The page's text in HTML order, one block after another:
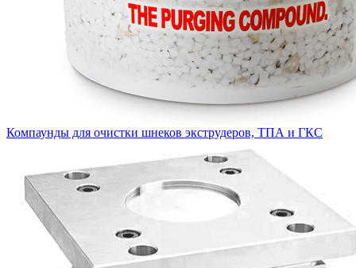
Компаунды для очистки шнеков экструдеров, ТПА и ГКС